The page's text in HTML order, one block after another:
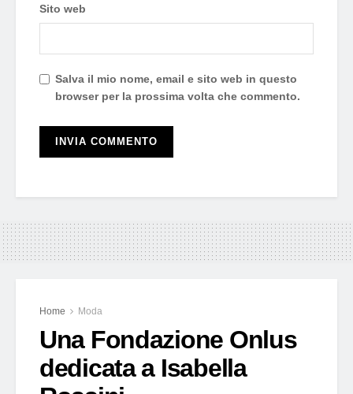
Sito web
Salva il mio nome, email e sito web in questo
browser per la prossima volta che commento.
Home Moda
Una Fondazione Onlus
dedicata a Isabella